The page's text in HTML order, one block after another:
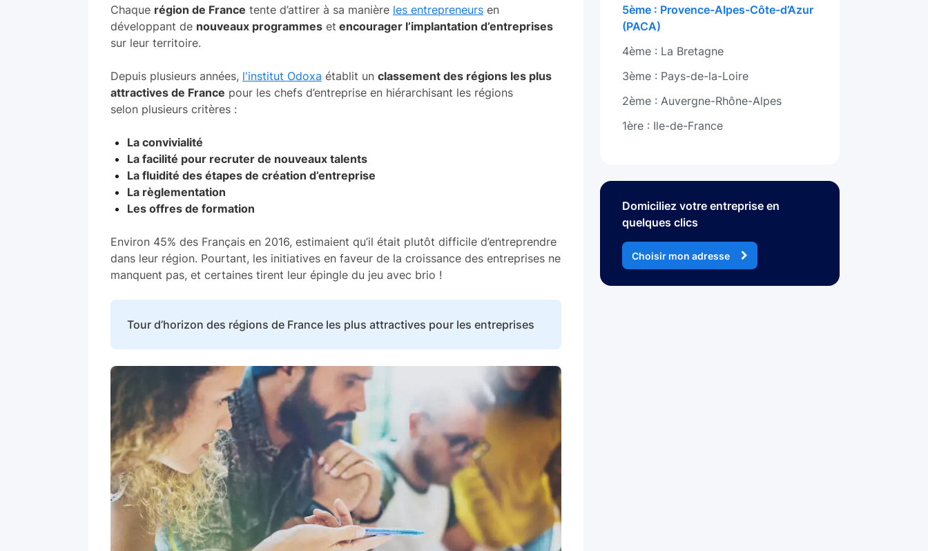
Chaque région de France tente d’attirer à sa manière les entrepreneurs en
développant de nouveaux programmes et encourager l’implantation d’entreprises
sur leur territoire.
Depuis plusieurs années, l'institut Odoxa établit un classement des régions les plus
attractives de France pour les chefs d’entreprise en hiérarchisant les régions
selon plusieurs critères :
La convivialité
La facilité pour recruter de nouveaux talents
La fluidité des étapes de création d’entreprise
La règlementation
Les offres de formation
Environ 45% des Français en 2016, estimaient qu’il était plutôt difficile d’entreprendre
dans leur région. Pourtant, les initiatives en faveur de la croissance des entreprises ne
manquent pas, et certaines tirent leur épingle du jeu avec brio !
Tour d’horizon des régions de France les plus attractives pour les entreprises
5ème : Provence-Alpes-Côte-d’Azur
(PACA)
4ème : La Bretagne
3ème : Pays-de-la-Loire
2ème : Auvergne-Rhône-Alpes
1ère : Ile-de-France
Domiciliez votre entreprise en
quelques clics
Choisir mon adresse